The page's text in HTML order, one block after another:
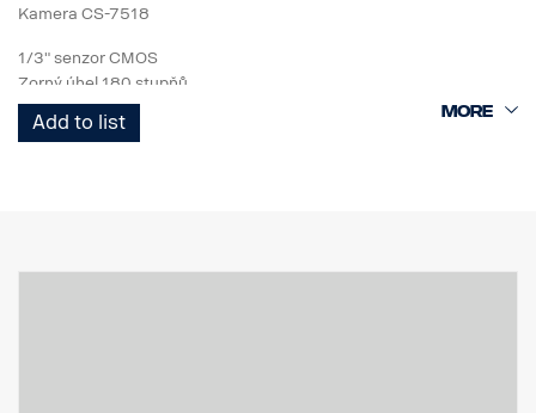
Kamera CS-7518
1/3" senzor CMOS
Zorný úhel 180 stupňů
1280x960p 1,3MP
Třída IP69 s vnějším krytem
Add to list